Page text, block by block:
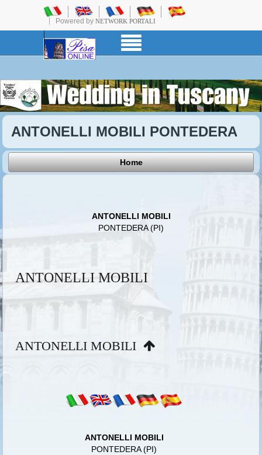
Powered by NETWORK PORTALI
ANTONELLI MOBILI PONTEDERA
Home
ANTONELLI MOBILI
PONTEDERA (PI)
ANTONELLI MOBILI
ANTONELLI MOBILI
ANTONELLI MOBILI
PONTEDERA (PI)